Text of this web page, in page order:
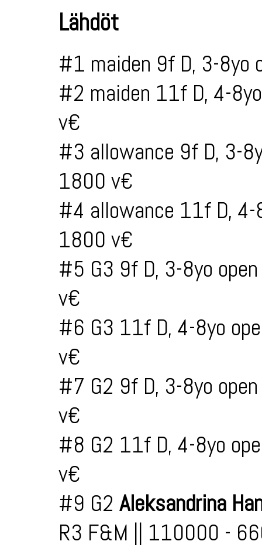
Lähdöt
#1 maiden 9f D, 3-
#2 maiden 11f D, 4-
v€
#3 allowance 9f D, 3-
1800 v€
#4 allowance 11f D,
1800 v€
#5 G3 9f D, 3-8yo
v€
#6 G3 11f D, 4-8yo
v€
#7 G2 9f D, 3-8yo
v€
#8 G2 11f D, 4-8yo
v€
#9 G2 Aleksandrina
R3 F&M || 110000 -